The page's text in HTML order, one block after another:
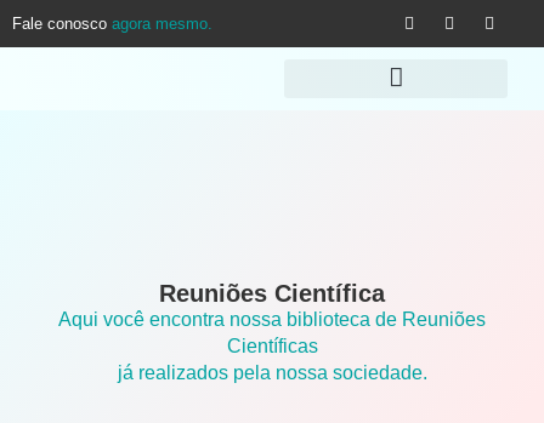
Fale conosco agora mesmo.
Reuniões Científica
Aqui você encontra nossa biblioteca de Reuniões
Científicas
já realizados pela nossa sociedade.